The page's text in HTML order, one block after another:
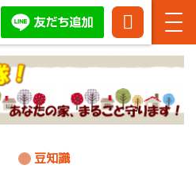
お問い合わせ・ご相談はお
気軽にどうぞ！
TEL:086-
444-
3371
豆知識